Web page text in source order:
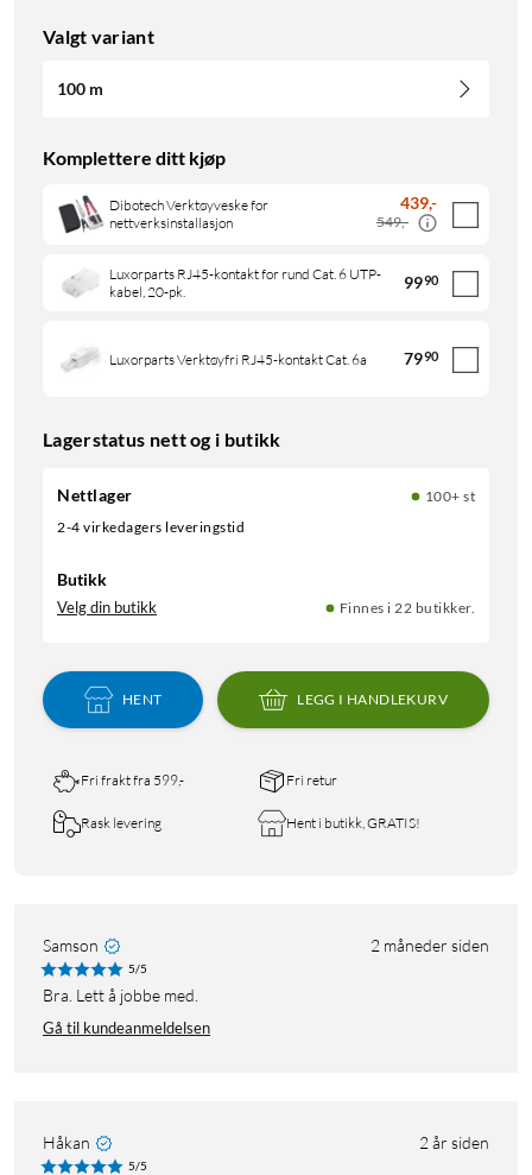
Valgt variant
100 m
Komplettere ditt kjøp
Dibotech Verktøyveske for
nettverksinstallasjon
439,-
549,-
Luxorparts RJ45-kontakt for rund Cat. 6 UTP-
kabel, 20-pk.
9990
Luxorparts Verktøyfri RJ45-kontakt Cat. 6a 7990
Lagerstatus nett og i butikk
Nettlager
100+ st
2-4 virkedagers leveringstid
Butikk
Velg din butikk Finnes i 22 butikker.
HENT LEGG I HANDLEKURV
Fri frakt fra 599,- Fri retur
Rask levering Hent i butikk, GRATIS!
Samson 2 måneder siden
5/5
Bra. Lett å jobbe med.
Gå til kundeanmeldelsen
Håkan 2 år siden
5/5